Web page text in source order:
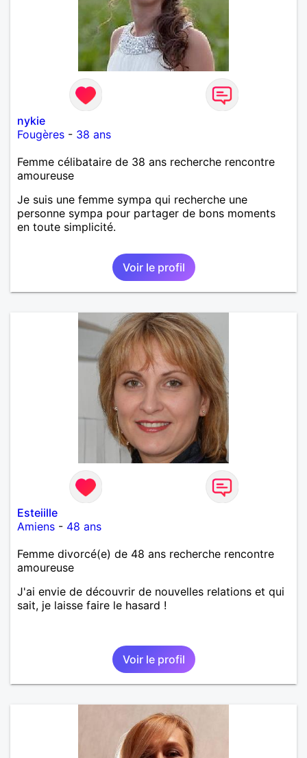
nykie
Fougères - 38 ans
Femme célibataire de 38 ans recherche rencontre
amoureuse
Je suis une femme sympa qui recherche une
personne sympa pour partager de bons moments
en toute simplicité.
Voir le profil
Esteiille
Amiens - 48 ans
Femme divorcé(e) de 48 ans recherche rencontre
amoureuse
J'ai envie de découvrir de nouvelles relations et qui
sait, je laisse faire le hasard !
Voir le profil